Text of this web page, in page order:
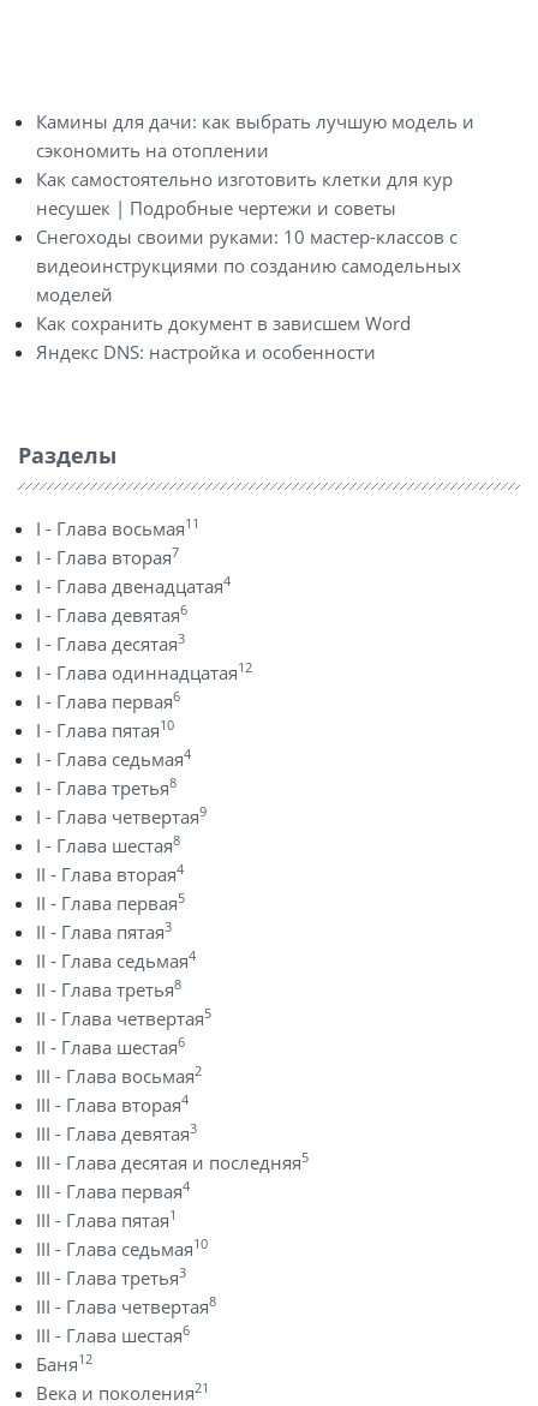
Камины для дачи: как выбрать лучшую модель и
сэкономить на отоплении
Как самостоятельно изготовить клетки для кур
несушек | Подробные чертежи и советы
Снегоходы своими руками: 10 мастер-классов с
видеоинструкциями по созданию самодельных
моделей
Как сохранить документ в зависшем Word
Яндекс DNS: настройка и особенности
Разделы
I - Глава восьмая11
I - Глава вторая7
I - Глава двенадцатая4
I - Глава девятая6
I - Глава десятая3
I - Глава одиннадцатая12
I - Глава первая6
I - Глава пятая10
I - Глава седьмая4
I - Глава третья8
I - Глава четвертая9
I - Глава шестая8
II - Глава вторая4
II - Глава первая5
II - Глава пятая3
II - Глава седьмая4
II - Глава третья8
II - Глава четвертая5
II - Глава шестая6
III - Глава восьмая2
III - Глава вторая4
III - Глава девятая3
III - Глава десятая и последняя5
III - Глава первая4
III - Глава пятая1
III - Глава седьмая10
III - Глава третья3
III - Глава четвертая8
III - Глава шестая6
Баня12
Века и поколения21